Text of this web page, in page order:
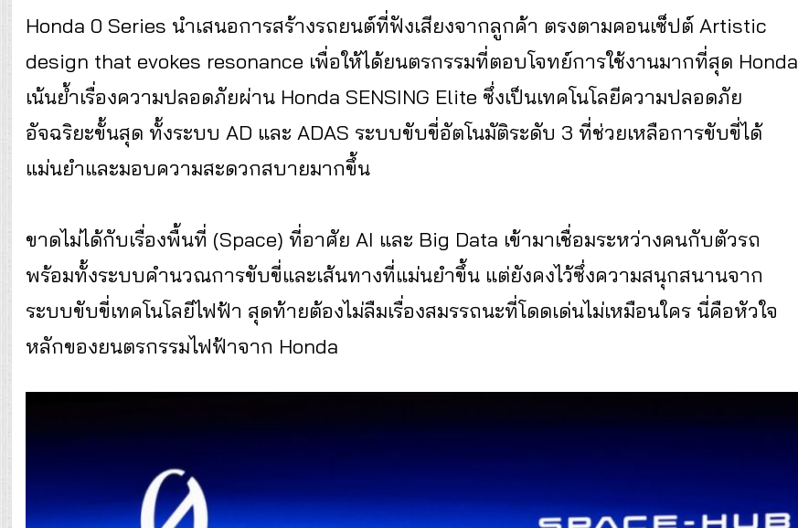
Honda 0 Series นำเสนอการสร้างรถยนต์ที่ฟังเสียงจากลูกค้า ตรงตามคอนเซ็ปต์ Artistic
design that evokes resonance เพื่อให้ได้ยนตรกรรมที่ตอบโจทย์การใช้งานมากที่สุด Honda
เน้นย้ำเรื่องความปลอดภัยผ่าน Honda SENSING Elite ซึ่งเป็นเทคโนโลยีความปลอดภัย
อัจฉริยะขั้นสุด ทั้งระบบ AD และ ADAS ระบบขับขี่อัตโนมัติระดับ 3 ที่ช่วยเหลือการขับขี่ได้
แม่นยำและมอบความสะดวกสบายมากขึ้น
ขาดไม่ได้กับเรื่องพื้นที่ (Space) ที่อาศัย AI และ Big Data เข้ามาเชื่อมระหว่างคนกับตัวรถ
พร้อมทั้งระบบคำนวณการขับขี่และเส้นทางที่แม่นยำขึ้น แต่ยังคงไว้ซึ่งความสนุกสนานจาก
ระบบขับขี่เทคโนโลยีไฟฟ้า สุดท้ายต้องไม่ลืมเรื่องสมรรถนะที่โดดเด่นไม่เหมือนใคร นี่คือหัวใจ
หลักของยนตรกรรมไฟฟ้าจาก Honda